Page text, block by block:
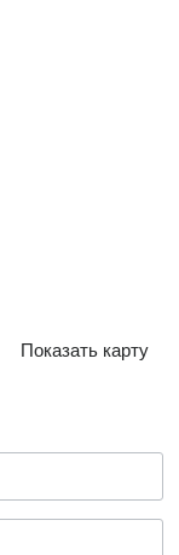
Показать карту